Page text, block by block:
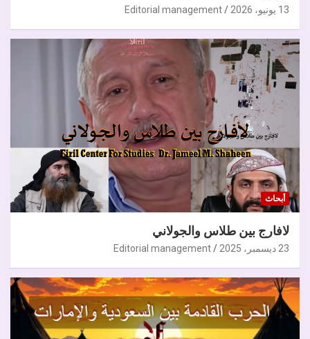
13 يونيو، 2026 Editorial management
أبحاث
لافارج بين طلاس والجولاني
23 ديسمبر، 2025 Editorial management